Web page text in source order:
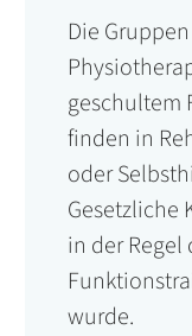
Die
geschultem
finden in
oder
Gesetzliche
in der Regel
wurde.